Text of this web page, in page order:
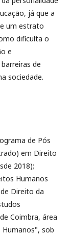
já que a
um estrato
dificulta o
e
de
sociedade.
de Pós
em Direito
2018);
Humanos
Direito da
Coimbra, área
sob